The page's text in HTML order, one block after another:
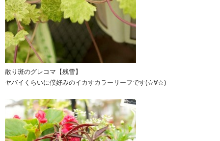
散り斑のグレコマ【残雪】
ヤバイくらいに僕好みのイカすカラーリーフです(☆∀☆)